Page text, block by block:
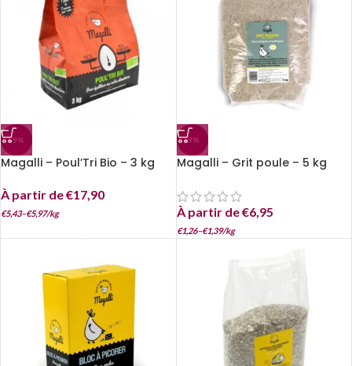
-9%
Magalli – Poul’Tri Bio – 3 kg
À partir de€17,90
€5,43–€5,97/kg
-9%
Magalli – Grit poule – 5 kg
À partir de€6,95
€1,26–€1,39/kg